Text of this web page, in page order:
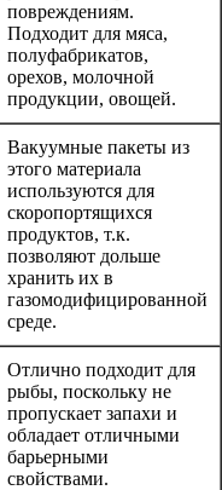
повреждениям.
Подходит для мяса,
полуфабрикатов,
орехов, молочной
продукции, овощей.
Вакуумные пакеты из
этого материала
используются для
скоропортящихся
продуктов, т.к.
позволяют дольше
хранить их в
газомодифицированной
среде.
Отлично подходит для
рыбы, поскольку не
пропускает запахи и
обладает отличными
барьерными
свойствами.